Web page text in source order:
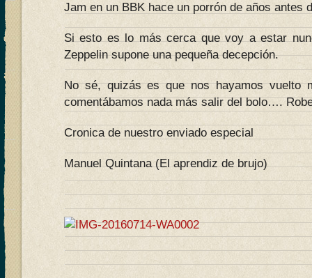
Jam en un BBK hace un porrón de años antes
Si esto es lo más cerca que voy a estar
Zeppelin supone una pequeña decepción.
No sé, quizás es que nos hayamos vuelto
comentábamos nada más salir del bolo….
Cronica de nuestro enviado especial
Manuel Quintana (El aprendiz de brujo)